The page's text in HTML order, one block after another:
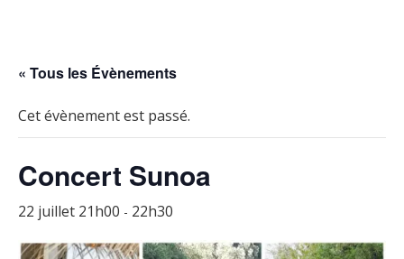
« Tous les Évènements
Cet évènement est passé.
Concert Sunoa
22 juillet 21h00 - 22h30